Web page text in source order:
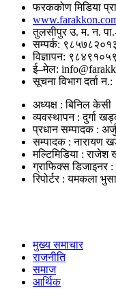
फरककोण मिडिया
तुलसीपुर उ. म. न.
सम्पर्क:
विज्ञापन:
ई–मेल:
सूचना विभाग दर्ता
अध्यक्ष : बिनिल केसी
व्यवस्थापन : दुर्गा
प्रधान सम्पादक :
सम्पादक : नारायण
मल्टिमिडिया : राजेश
ग्राफिक्स डिजाइनर :
रिपोर्टर : यमकला
मुख्य समाचार
राजनीति
समाज
आर्थिक